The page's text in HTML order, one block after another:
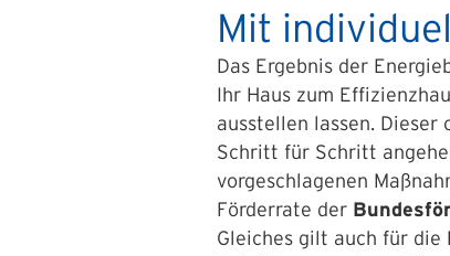
Mit
Das Ergebnis der
Ihr Haus zum
ausstellen lassen. Dieser
Schritt für Schritt
vorgeschlagenen
Förderrate der
Gleiches gilt auch für die